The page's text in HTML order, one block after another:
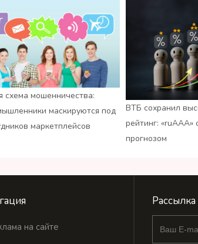
схема мошенничества:
маскируются под
маркетплейсов
ВТБ сохранил
рейтинг: «ruАAA»
прогнозом
на сайте